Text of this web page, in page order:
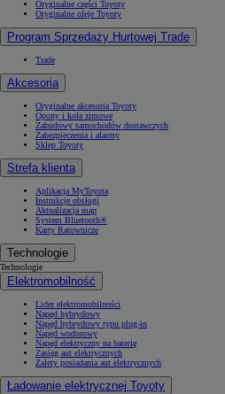
Oryginalne części Toyoty
Oryginalne oleje Toyoty
Program Sprzedaży Hurtowej Trade
Trade
Akcesoria
Oryginalne akcesoria Toyoty
Opony i koła zimowe
Zabudowy samochodów dostawczych
Zabezpieczenia i alarmy
Sklep Toyoty
Strefa klienta
Aplikacja MyToyota
Instrukcje obsługi
Aktualizacja map
System Bluetooth®
Karty Ratownicze
Technologie
Technologie
Elektromobilność
Lider elektromobilności
Napęd hybrydowy
Napęd hybrydowy typu plug-in
Napęd wodorowy
Napęd elektryczny na baterię
Zasięg aut elektrycznych
Zalety posiadania aut elektrycznych
Ładowanie elektrycznej Toyoty